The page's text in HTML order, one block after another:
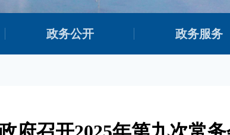
政务公开 政务服务